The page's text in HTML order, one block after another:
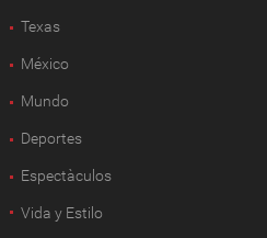
Texas
México
Mundo
Deportes
Espectàculos
Vida y Estilo